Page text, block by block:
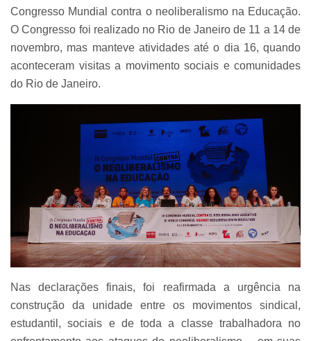
Congresso Mundial contra o neoliberalismo na Educação.
O Congresso foi realizado no Rio de Janeiro de 11 a 14 de
novembro, mas manteve atividades até o dia 16, quando
aconteceram visitas a movimento sociais e comunidades
do Rio de Janeiro.
Nas declarações finais, foi reafirmada a urgência na
construção da unidade entre os movimentos sindical,
estudantil, sociais e de toda a classe trabalhadora no